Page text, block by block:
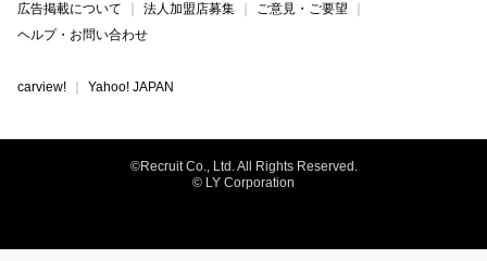
広告掲載について
法人加盟店募集
ご意見・ご要望
ヘルプ・お問い合わせ
carview! Yahoo! JAPAN
©Recruit Co., Ltd. All Rights Reserved.
© LY Corporation